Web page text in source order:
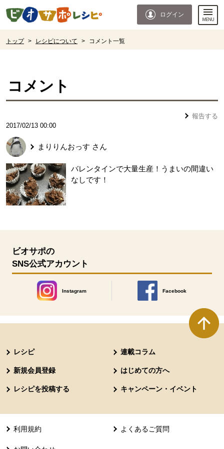
ページの先頭です。
ログイン
トップ > レシピについて > コメント一覧
コメント
報告する
2017/02/13 00:00
まりりんおっす さん
バレンタインで大量生産！うまいの間違い
なしです！
ビオサポの
SNS公式アカウント
Instagram
別のウィンドウで開きます。
Facebook
別のウィンドウで開きます
レシピ 連載コラム
新規会員登録 はじめての方へ
レシピを投稿する キャンペーン・イベント
利用規約 よくあるご質問